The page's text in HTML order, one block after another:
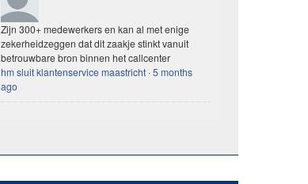
Zijn 300+ medewerkers en kan al met enige
zekerheidzeggen dat dit zaakje stinkt vanuit
betrouwbare bron binnen het callcenter
hm sluit klantenservice maastricht ·5 months
ago